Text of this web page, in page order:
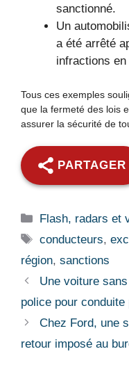
sanctionné.
Un
a été arrêté
infractions
Tous ces exemples
que la fermeté des lois
assurer la sécurité de
PARTAGER
Catégories
Flash, radars et
Étiquettes
conducteurs,
région, sanctions
Une voiture
police pour
Chez Ford, une
retour imposé au